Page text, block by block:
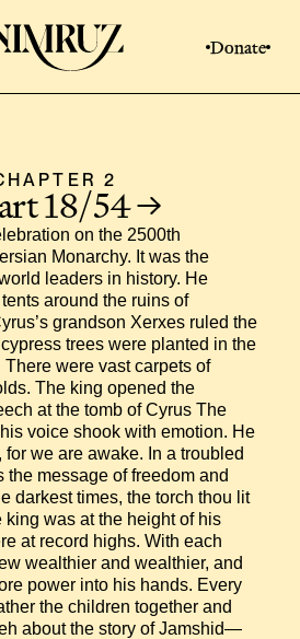
Donate
2
18/54
on the 2500th
Monarchy. It was the
leaders in history. He
around the ruins of
grandson Xerxes ruled the
trees were planted in the
were vast carpets of
The king opened the
at the tomb of Cyrus The
voice shook with emotion. He
for we are awake. In a troubled
the message of freedom and
darkest times, the torch thou lit
king was at the height of his
at record highs. With each
wealthier and wealthier, and
power into his hands. Every
the children together and
about the story of Jamshid—